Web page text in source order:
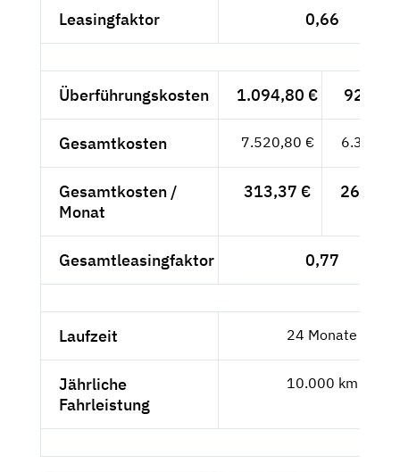
Leasingfaktor 0,66
Überführungskosten 1.094,80 € 920,--
Gesamtkosten 7.520,80 € 6.320,--
Gesamtkosten /
Monat
313,37 € 263,33
Gesamtleasingfaktor 0,77
Laufzeit 24 Monate
Jährliche
Fahrleistung
10.000 km